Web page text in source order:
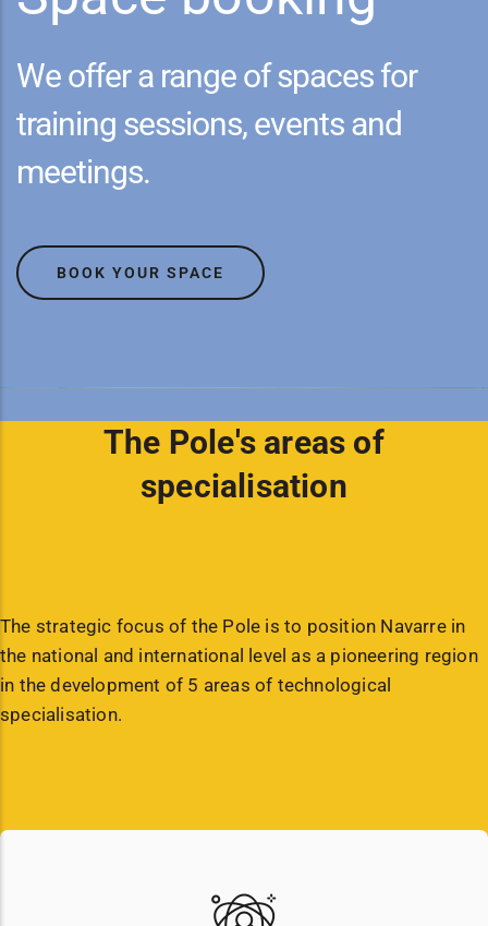
We offer a range of spaces for
training sessions, events and
meetings.
BOOK YOUR SPACE
The Pole's areas of
specialisation
The strategic focus of the Pole is to position Navarre in
the national and international level as a pioneering region
in the development of 5 areas of technological
specialisation.